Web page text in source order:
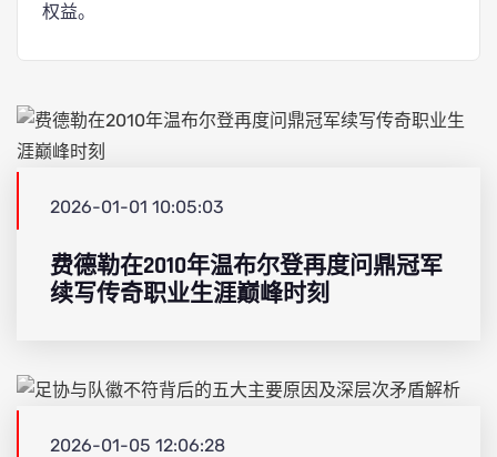
权益。
2026-01-01 10:05:03
费德勒在2010年温布尔登再度问鼎冠军
续写传奇职业生涯巅峰时刻
2026-01-05 12:06:28